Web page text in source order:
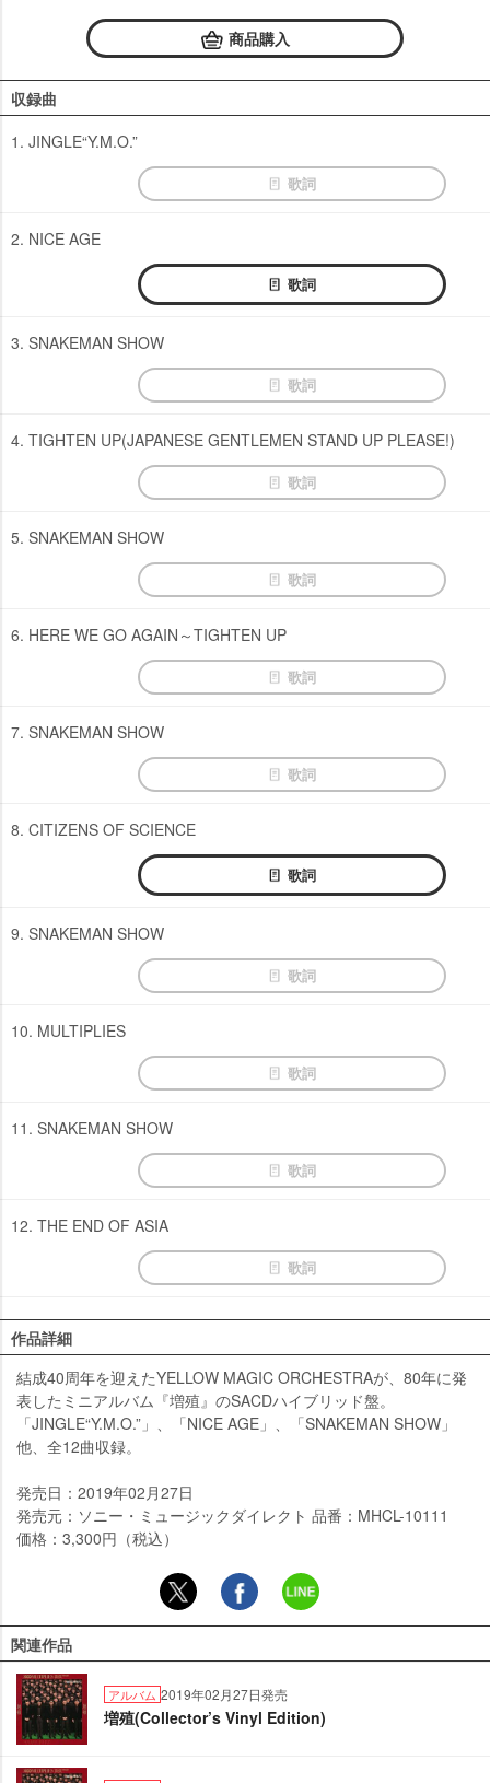
商品購入
収録曲
1. JINGLE“Y.M.O.”
歌詞
2. NICE AGE
歌詞
3. SNAKEMAN SHOW
歌詞
4. TIGHTEN UP(JAPANESE GENTLEMEN STAND UP PLEASE!)
歌詞
5. SNAKEMAN SHOW
歌詞
6. HERE WE GO AGAIN～TIGHTEN UP
歌詞
7. SNAKEMAN SHOW
歌詞
8. CITIZENS OF SCIENCE
歌詞
9. SNAKEMAN SHOW
歌詞
10. MULTIPLIES
歌詞
11. SNAKEMAN SHOW
歌詞
12. THE END OF ASIA
歌詞
作品詳細
結成40周年を迎えたYELLOW MAGIC ORCHESTRAが、80年に発
表したミニアルバム『増殖』のSACDハイブリッド盤。
「JINGLE“Y.M.O.”」、「NICE AGE」、「SNAKEMAN SHOW」
他、全12曲収録。
発売日：2019年02月27日
発売元：ソニー・ミュージックダイレクト 品番：MHCL-10111
価格：3,300円（税込）
関連作品
アルバム 2019年02月27日発売
増殖(Collector’s Vinyl Edition)